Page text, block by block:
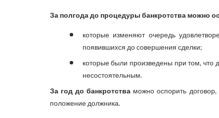
За полгода до процедуры банкротства можно
которые изменяют очередь
появившихся до совершения сделки;
которые были произведены при том, что
несостоятельным.
За год до банкротства можно оспорить
положение должника.